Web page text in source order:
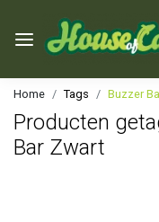
Home Tags Buzzer
Producten
Bar Zwart